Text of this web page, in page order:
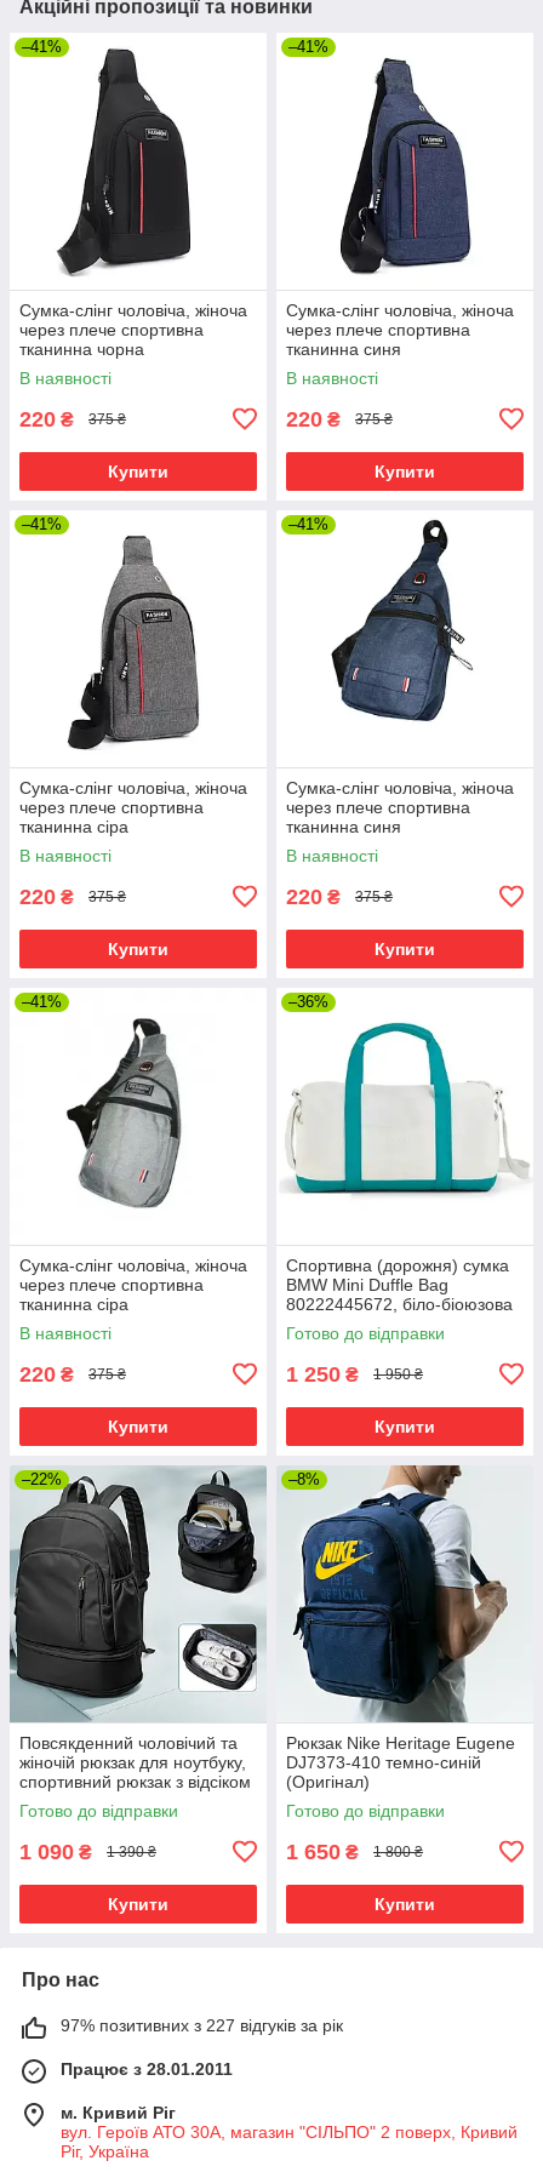
Акційні пропозиції та новинки
–41%
Сумка-слінг чоловіча, жіноча
через плече спортивна
тканинна чорна
В наявності
220 ₴ 375 ₴
Купити
–41%
Сумка-слінг чоловіча, жіноча
через плече спортивна
тканинна синя
В наявності
220 ₴ 375 ₴
Купити
–41%
Сумка-слінг чоловіча, жіноча
через плече спортивна
тканинна сіра
В наявності
220 ₴ 375 ₴
Купити
–41%
Сумка-слінг чоловіча, жіноча
через плече спортивна
тканинна синя
В наявності
220 ₴ 375 ₴
Купити
–41%
Сумка-слінг чоловіча, жіноча
через плече спортивна
тканинна сіра
В наявності
220 ₴ 375 ₴
Купити
–36%
Спортивна (дорожня) сумка
BMW Mini Duffle Bag
80222445672, біло-біоюзова
Готово до відправки
1 250 ₴ 1 950 ₴
Купити
–22%
Повсякденний чоловічий та
жіночій рюкзак для ноутбуку,
спортивний рюкзак з відсіком
для взуття, чорний
Готово до відправки
1 090 ₴ 1 390 ₴
Купити
–8%
Рюкзак Nike Heritage Eugene
DJ7373-410 темно-синій
(Оригінал)
Готово до відправки
1 650 ₴ 1 800 ₴
Купити
Про нас
97% позитивних з 227 відгуків за рік
Працює з 28.01.2011
м. Кривий Ріг
вул. Героїв АТО 30А, магазин "СІЛЬПО" 2 поверх, Кривий
Ріг, Україна